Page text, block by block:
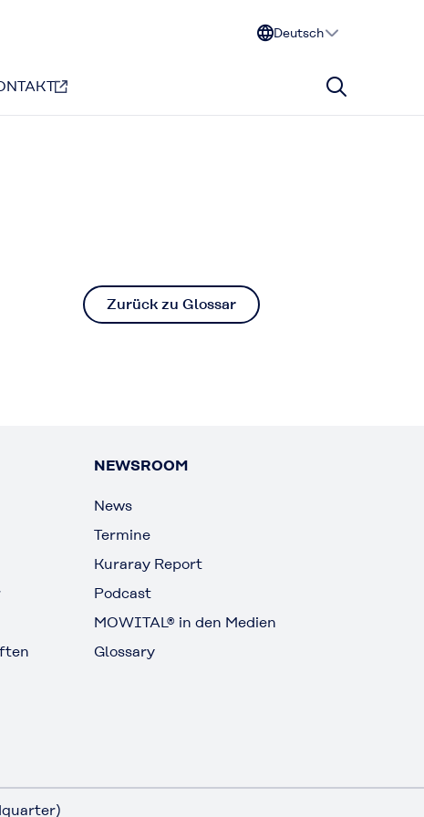
Deutsch
Zurück zu Glossar
NEWSROOM
News
Termine
Kuraray Report
Podcast
MOWITAL® in den Medien
Glossary